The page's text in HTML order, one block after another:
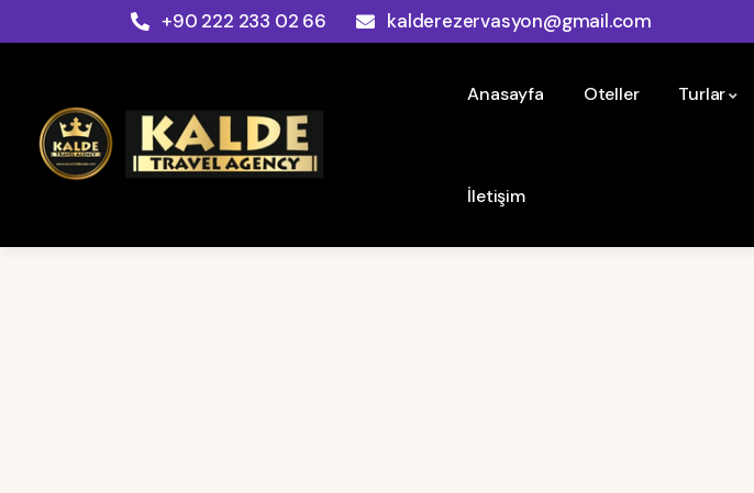
+90 222 233 02 66 kalderezervasyon@gmail.com
Anasayfa Oteller Turlar
İletişim